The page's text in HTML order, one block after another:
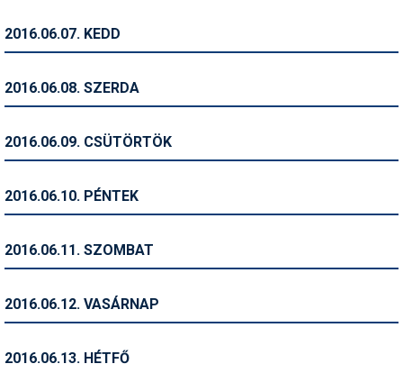
Magazinok
Pályázatok
Síbérletárak
Sífelszerelés
2016.06.07. KEDD
2016.06.08. SZERDA
2016.06.09. CSÜTÖRTÖK
2016.06.10. PÉNTEK
2016.06.11. SZOMBAT
2016.06.12. VASÁRNAP
2016.06.13. HÉTFŐ